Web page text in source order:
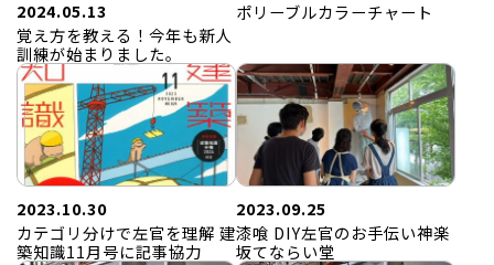
2024.05.13
覚え方を教える！今年も新人
訓練が始まりました。
ポリーブルカラーチャート
2023.10.30
カテゴリ分けで左官を理解 建
築知識11月号に記事協力
2023.09.25
漆喰 DIY左官のお手伝い神楽
坂てならい堂